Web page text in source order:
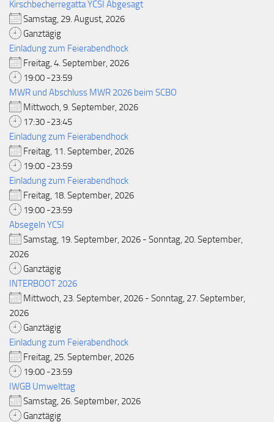
Kirschbecherregatta YCSI Abgesagt
Samstag, 29. August, 2026
Ganztägig
Einladung zum Feierabendhock
Freitag, 4. September, 2026
19:00 -23:59
MWR und Abschluss MWR 2026 beim SCBO
Mittwoch, 9. September, 2026
17:30 -23:45
Einladung zum Feierabendhock
Freitag, 11. September, 2026
19:00 -23:59
Einladung zum Feierabendhock
Freitag, 18. September, 2026
19:00 -23:59
Absegeln YCSI
Samstag, 19. September, 2026 - Sonntag, 20. September,
2026
Ganztägig
INTERBOOT 2026
Mittwoch, 23. September, 2026 - Sonntag, 27. September,
2026
Ganztägig
Einladung zum Feierabendhock
Freitag, 25. September, 2026
19:00 -23:59
IWGB Umwelttag
Samstag, 26. September, 2026
Ganztägig